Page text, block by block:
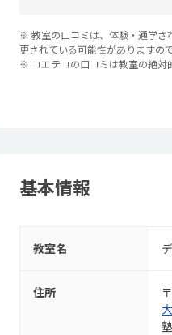
※ 教室の口コミは、体験・通学さ
更されている可能性がありますの
※ コエテコの口コミは教室の絶対
基本情報
教室名
住所